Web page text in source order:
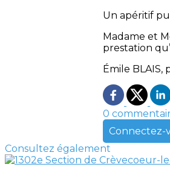
Un apéritif
Madame et
prestation
Émile
0
Connectez-
Consultez également